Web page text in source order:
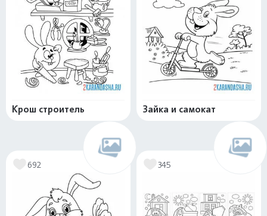
Крош строитель Зайка и самокат
692 345